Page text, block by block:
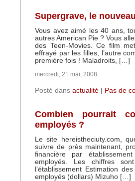
Supergrave, le
Vous avez aimé les 40 ans,
autres American Pie ? Vous
des Teen-Movies. Ce film
effrayé par les filles, l’autre
première fois ! Maladroits, […]
mercredi, 21 mai, 2008
Posté dans actualité Pas de
Combien pourrait
employés ?
Le site hereistheciuty.com,
suivre de près maintenant,
financière par
employés. Les chiffres
l’établissement Estimation
employés (dollars) Mizuho […]